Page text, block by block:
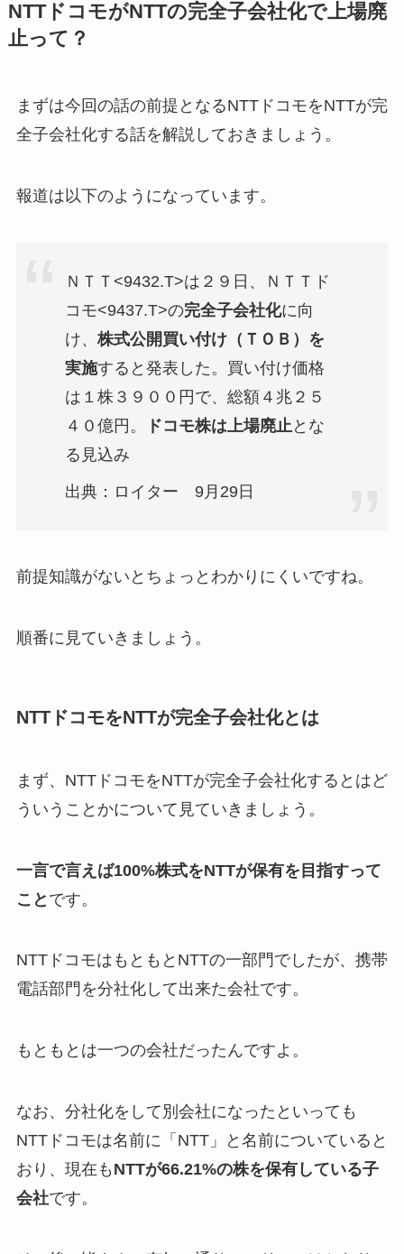
NTTドコモがNTTの完全子会社化で上場廃
止って？
まずは今回の話の前提となるNTTドコモをNTTが完
全子会社化する話を解説しておきましょう。
報道は以下のようになっています。
ＮＴＴ<9432.T>は２９日、ＮＴＴド
コモ<9437.T>の完全子会社化に向
け、 株式公開買い付け（ＴＯＢ）を
実施すると発表した。買い付け価格
は１株３９００円で、総額４兆２５
４０億円。
ドコモ株は上場廃止 とな
る見込み
出典：ロイター 9月29日
前提知識がないとちょっとわかりにくいですね。
順番に見ていきましょう。
NTTドコモをNTTが完全子会社化とは
まず、NTTドコモをNTTが完全子会社化するとはど
ういうことかについて見ていきましょう。
一言で言えば100%株式をNTTが保有を目指すって
こと です。
NTTドコモはもともとNTTの一部門でしたが、携帯
電話部門を分社化して出来た会社です。
もともとは一つの会社だったんですよ。
なお、分社化をして別会社になったといっても
NTTドコモは名前に「NTT」と名前についていると
おり、現在も NTTが66.21%の株を保有している子
会社です。